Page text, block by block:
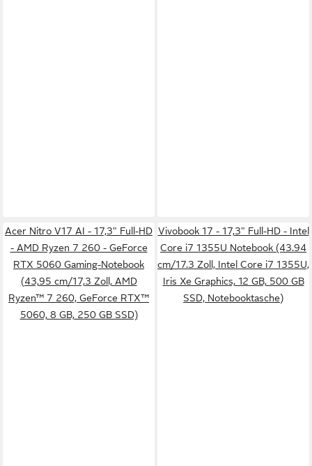
Acer Nitro V17 AI - 17,3" Full-HD
- AMD Ryzen 7 260 - GeForce
RTX 5060 Gaming-Notebook
(43,95 cm/17,3 Zoll, AMD
Ryzen™ 7 260, GeForce RTX™
5060, 8 GB, 250 GB SSD)
Vivobook 17 - 17,3" Full-HD - Intel
Core i7 1355U Notebook (43.94
cm/17.3 Zoll, Intel Core i7 1355U,
Iris Xe Graphics, 12 GB, 500 GB
SSD, Notebooktasche)